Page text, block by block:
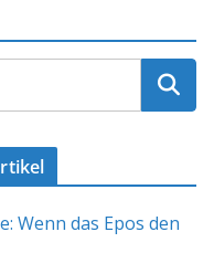
Wenn das Epos den